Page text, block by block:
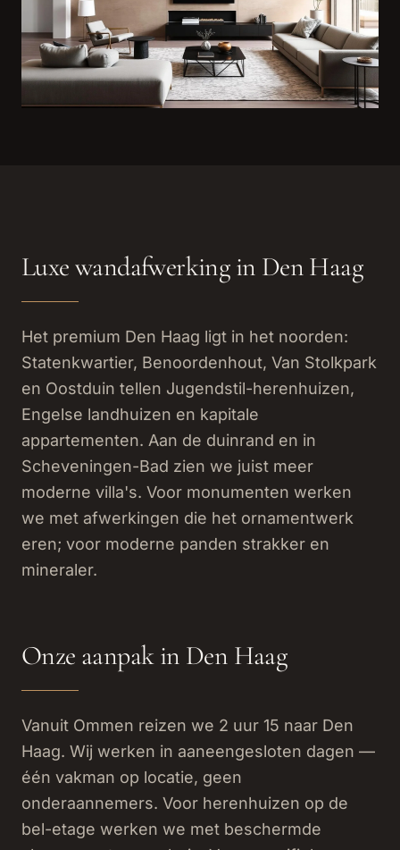
Luxe wandafwerking in Den Haag
Het premium Den Haag ligt in het noorden:
Statenkwartier, Benoordenhout, Van Stolkpark
en Oostduin tellen Jugendstil-herenhuizen,
Engelse landhuizen en kapitale
appartementen. Aan de duinrand en in
Scheveningen-Bad zien we juist meer
moderne villa's. Voor monumenten werken
we met afwerkingen die het ornamentwerk
eren; voor moderne panden strakker en
mineraler.
Onze aanpak in Den Haag
Vanuit Ommen reizen we 2 uur 15 naar Den
Haag. Wij werken in aaneengesloten dagen —
één vakman op locatie, geen
onderaannemers. Voor herenhuizen op de
bel-etage werken we met beschermde